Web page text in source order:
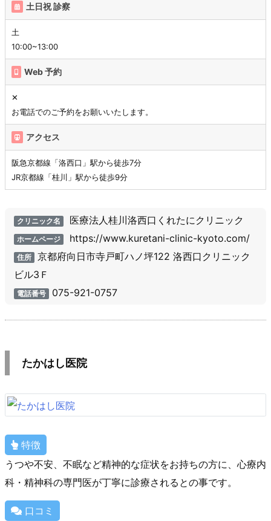
土日祝 診察
土
10:00~13:00
Web 予約
✕
お電話でのご予約をお願いいたします。
アクセス
阪急京都線「洛西口」駅から徒歩7分
JR京都線「桂川」駅から徒歩9分
クリニック名 医療法人桂川洛西口くれたにクリニック
ホームページ https://www.kuretani-clinic-kyoto.com/
住所 京都府向日市寺戸町ハノ坪122 洛西口クリニック
ビル3Ｆ
電話番号 075-921-0757
たかはし医院
特徴
うつや不安、不眠など精神的な症状をお持ちの方に、心療内
科・精神科の専門医が丁寧に診療されるとの事です。
口コミ